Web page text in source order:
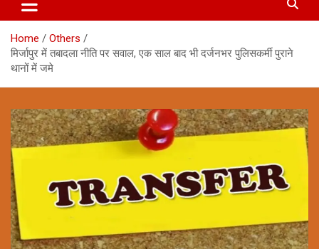
Home
Others
मिर्जापुर में तबादला नीति पर सवाल, एक साल बाद भी दर्जनभर पुलिसकर्मी पुराने
थानों में जमे